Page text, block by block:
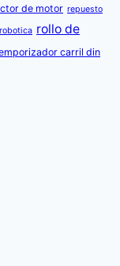
de motor repuesto
robotica rollo de
carril din